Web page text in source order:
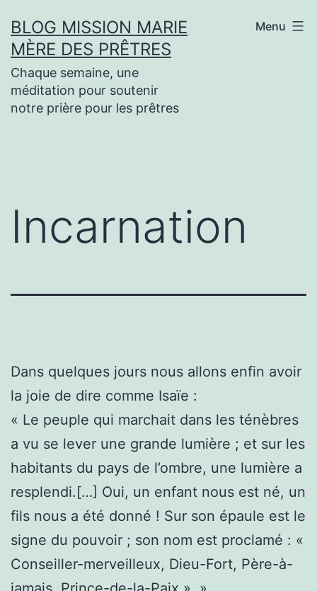
au
contenu
BLOG MISSION MARIE
MÈRE DES PRÊTRES
Chaque semaine, une
méditation pour soutenir
notre prière pour les prêtres
Menu
Incarnation
Dans quelques jours nous allons enfin avoir
la joie de dire comme Isaïe :
« Le peuple qui marchait dans les ténèbres
a vu se lever une grande lumière ; et sur les
habitants du pays de l’ombre, une lumière a
resplendi.[…] Oui, un enfant nous est né, un
fils nous a été donné ! Sur son épaule est le
signe du pouvoir ; son nom est proclamé : «
Conseiller-merveilleux, Dieu-Fort, Père-à-